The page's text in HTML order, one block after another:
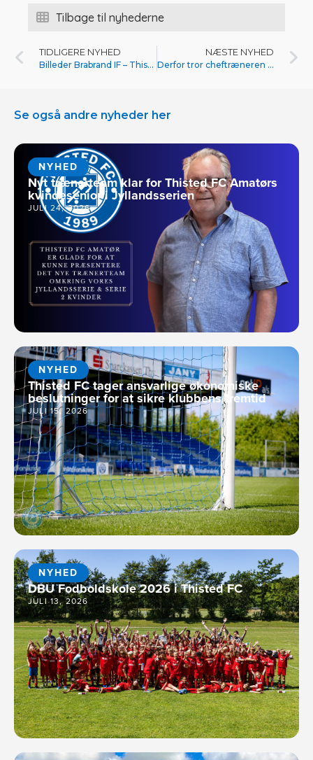
Tilbage til nyhederne
TIDLIGERE NYHED
Billeder Brabrand IF – Thisted FC
NÆSTE NYHED
Derfor tror cheftræneren på overlevelse
Se også andre nyheder her
NYHED
Nyt trænerteam klar for Thisted FC Amatørs
kvindesenior i Jyllandsserien
JULI 24, 2026
NYHED
Thisted FC tager ansvarlige økonomiske
beslutninger for at sikre klubbens fremtid
JULI 15, 2026
NYHED
DBU Fodboldskole 2026 i Thisted FC
JULI 13, 2026